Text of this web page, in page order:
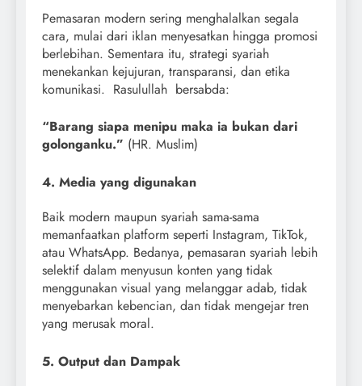
Pemasaran modern sering menghalalkan segala
cara, mulai dari iklan menyesatkan hingga promosi
berlebihan. Sementara itu, strategi syariah
menekankan kejujuran, transparansi, dan etika
komunikasi. Rasulullah bersabda:
“Barang siapa menipu maka ia bukan dari
golonganku.” (HR. Muslim)
4. Media yang digunakan
Baik modern maupun syariah sama-sama
memanfaatkan platform seperti Instagram, TikTok,
atau WhatsApp. Bedanya, pemasaran syariah lebih
selektif dalam menyusun konten yang tidak
menggunakan visual yang melanggar adab, tidak
menyebarkan kebencian, dan tidak mengejar tren
yang merusak moral.
5. Output dan Dampak